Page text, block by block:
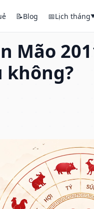
📝Blog 📅Lịch tháng
Mão
không?